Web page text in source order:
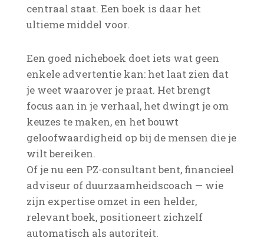
centraal staat. Een boek is daar het
ultieme middel voor.
Een goed nicheboek doet iets wat geen
enkele advertentie kan: het laat zien dat
je weet waarover je praat. Het brengt
focus aan in je verhaal, het dwingt je om
keuzes te maken, en het bouwt
geloofwaardigheid op bij de mensen die je
wilt bereiken.
Of je nu een PZ-consultant bent, financieel
adviseur of duurzaamheidscoach — wie
zijn expertise omzet in een helder,
relevant boek, positioneert zichzelf
automatisch als autoriteit.